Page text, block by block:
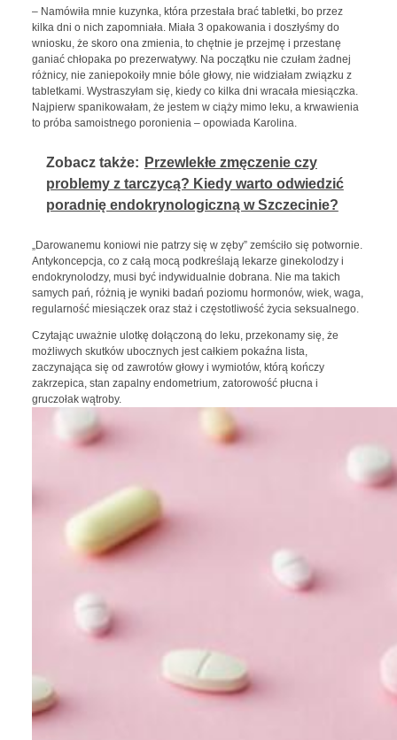
– Namówiła mnie kuzynka, która przestała brać tabletki, bo przez
kilka dni o nich zapomniała. Miała 3 opakowania i doszłyśmy do
wniosku, że skoro ona zmienia, to chętnie je przejmę i przestanę
ganiać chłopaka po prezerwatywy. Na początku nie czułam żadnej
różnicy, nie zaniepokoiły mnie bóle głowy, nie widziałam związku z
tabletkami. Wystraszyłam się, kiedy co kilka dni wracała miesiączka.
Najpierw spanikowałam, że jestem w ciąży mimo leku, a krwawienia
to próba samoistnego poronienia – opowiada Karolina.
Zobacz także: Przewlekłe zmęczenie czy
problemy z tarczycą? Kiedy warto odwiedzić
poradnię endokrynologiczną w Szczecinie?
„Darowanemu koniowi nie patrzy się w zęby” zemściło się potwornie.
Antykoncepcja, co z całą mocą podkreślają lekarze ginekolodzy i
endokrynolodzy, musi być indywidualnie dobrana. Nie ma takich
samych pań, różnią je wyniki badań poziomu hormonów, wiek, waga,
regularność miesiączek oraz staż i częstotliwość życia seksualnego.
Czytając uważnie ulotkę dołączoną do leku, przekonamy się, że
możliwych skutków ubocznych jest całkiem pokaźna lista,
zaczynająca się od zawrotów głowy i wymiotów, którą kończy
zakrzepica, stan zapalny endometrium, zatorowość płucna i
gruczołak wątroby.